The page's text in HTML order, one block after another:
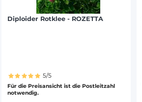
Diploider Rotklee - ROZETTA
5/5
Für die Preisansicht ist die Postleitzahl
notwendig.